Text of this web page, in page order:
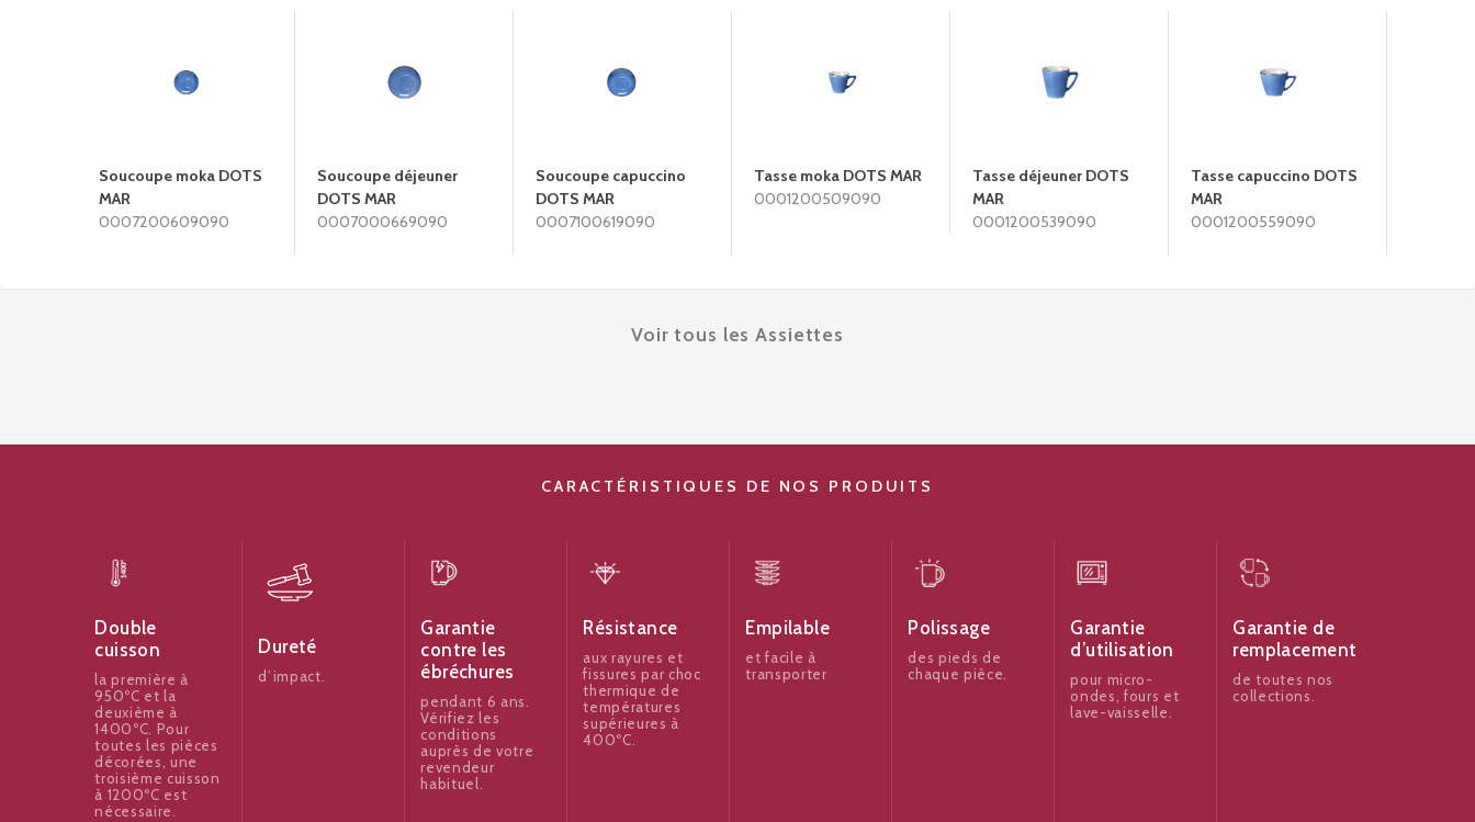
Soucoupe moka DOTS
MAR
0007200609090
Soucoupe déjeuner
DOTS MAR
0007000669090
Soucoupe capuccino
DOTS MAR
0007100619090
Tasse moka DOTS MAR
0001200509090
Tasse déjeuner DOTS
MAR
0001200539090
Tasse capuccino DOTS
MAR
0001200559090
Voir tous les Assiettes
CARACTÉRISTIQUES DE NOS PRODUITS
Double
cuisson
la première à
950ºC et la
deuxième à
1400ºC. Pour
toutes les pièces
décorées, une
troisième cuisson
à 1200ºC est
nécessaire.
Dureté
d’impact.
Garantie
contre les
ébréchures
pendant 6 ans.
Vérifiez les
conditions
auprès de votre
revendeur
habituel.
Résistance
aux rayures et
fissures par choc
thermique de
températures
supérieures à
400ºC.
Empilable
et facile à
transporter
Polissage
des pieds de
chaque pièce.
Garantie
d’utilisation
pour micro-
ondes, fours et
lave-vaisselle.
Garantie de
remplacement
de toutes nos
collections.